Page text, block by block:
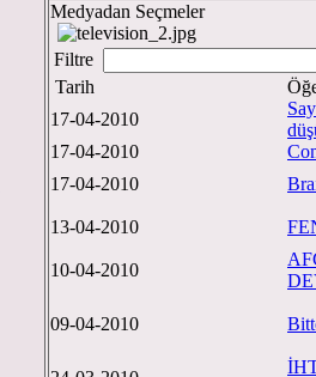
Medyadan Seçmeler
Filtre
Tarih
17-04-2010
17-04-2010
17-04-2010
13-04-2010
10-04-2010
09-04-2010